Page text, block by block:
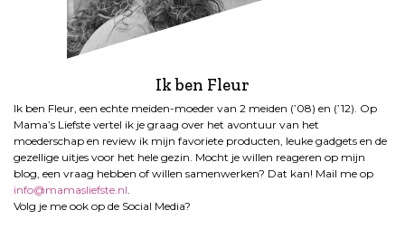
Ik ben Fleur
Ik ben Fleur, een echte meiden-moeder van 2 meiden (’08) en (’12). Op
Mama’s Liefste vertel ik je graag over het avontuur van het
moederschap en review ik mijn favoriete producten, leuke gadgets en de
gezellige uitjes voor het hele gezin. Mocht je willen reageren op mijn
blog, een vraag hebben of willen samenwerken? Dat kan! Mail me op
info@mamasliefste.nl
Volg je me ook op de Social Media?